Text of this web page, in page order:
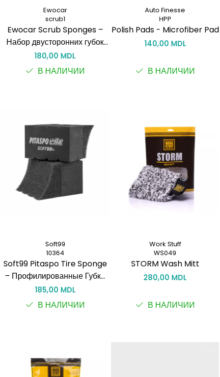
Ewocar
scrub1
Ewocar Scrub Sponges –
Набор двусторонних губок
для чистки салона (3 шт.)
180,00 MDL
В НАЛИЧИИ
Auto Finesse
HPP
Polish Pads - Microfiber Pad
140,00 MDL
В НАЛИЧИИ
Soft99
10364
Soft99 Pitaspo Tire Sponge
– Профилированные Губки
для Шин (4 шт.)
185,00 MDL
В НАЛИЧИИ
Work Stuff
WS049
STORM Wash Mitt
280,00 MDL
В НАЛИЧИИ